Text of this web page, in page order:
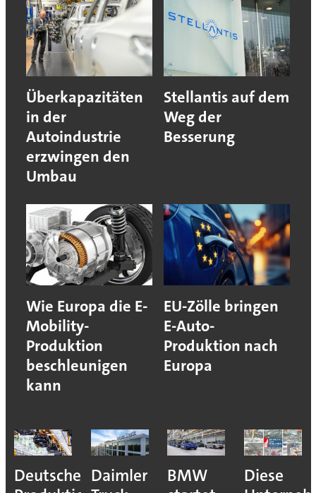
Überkapazitäten
in der
Autoindustrie
erzwingen den
Umbau
Stellantis auf dem
Weg der
Besserung
Wie Europa die E-
Mobility-
Produktion
beschleunigen
kann
EU-Zölle bringen
E-Auto-
Produktion nach
Europa
Deutsche Daimler
BMW
Diese